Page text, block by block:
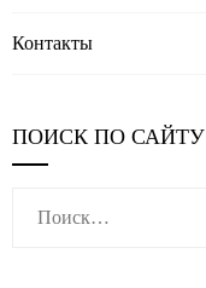
Контакты
ПОИСК ПО САЙТУ